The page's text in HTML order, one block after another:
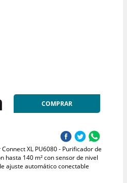
COMPRAR
XL PU6080 - Purificador de
hasta 140 m² con sensor de nivel
ajuste automático conectable